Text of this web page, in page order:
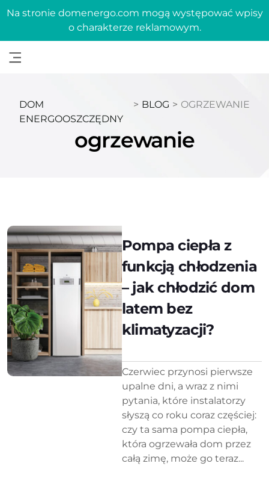
Na stronie domenergo.com mogą występować wpisy
o charakterze reklamowym.
DOM
ENERGOOSZCZĘDNY
> BLOG > OGRZEWANIE
ogrzewanie
Pompa ciepła z
funkcją chłodzenia
– jak chłodzić dom
latem bez
klimatyzacji?
Czerwiec przynosi pierwsze
upalne dni, a wraz z nimi
pytania, które instalatorzy
słyszą co roku coraz częściej:
czy ta sama pompa ciepła,
która ogrzewała dom przez
całą zimę, może go teraz...